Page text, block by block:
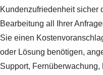
Kundenzufriedenheit sicher
Bearbeitung all Ihrer
Sie einen
oder Lösung benötigen,
Support,